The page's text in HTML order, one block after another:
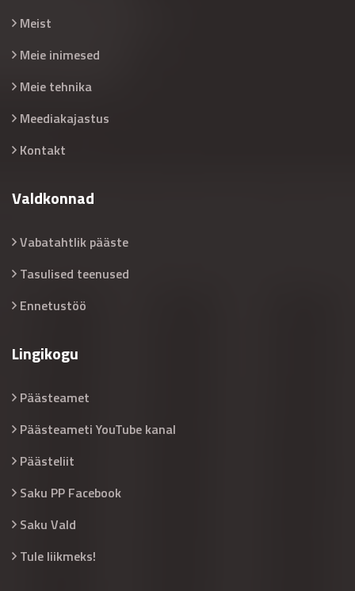
Meist
Meie inimesed
Meie tehnika
Meediakajastus
Kontakt
Valdkonnad
Vabatahtlik pääste
Tasulised teenused
Ennetustöö
Lingikogu
Päästeamet
Päästeameti YouTube kanal
Päästeliit
Saku PP Facebook
Saku Vald
Tule liikmeks!